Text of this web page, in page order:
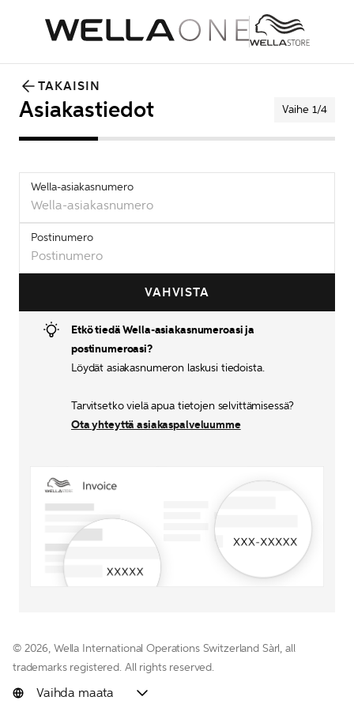
TAKAISIN
Asiakastiedot Vaihe 1/4
Wella-asiakasnumero
Postinumero
VAHVISTA
Etkö tiedä Wella-asiakasnumeroasi ja
postinumeroasi?
Löydät asiakasnumeron laskusi tiedoista.
Ota yhteyttä asiakaspalveluumme
© 2026, Wella International Operations Switzerland Sàrl, all
trademarks registered. All rights reserved.